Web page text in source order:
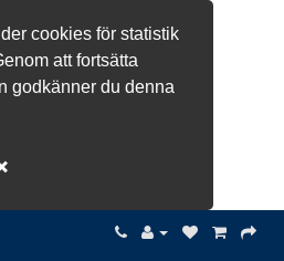
cookies för statistik
att fortsätta
godkänner du denna